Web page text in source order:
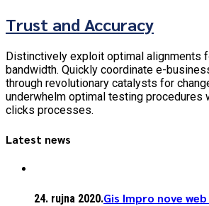
Trust and Accuracy
Distinctively exploit optimal alignments
bandwidth. Quickly coordinate e-
through revolutionary catalysts for
underwhelm optimal testing procedures
clicks processes.
Latest news
24. rujna 2020.Gis Impro nove